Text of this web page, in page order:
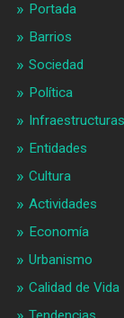
Portada
Barrios
Sociedad
Política
Infraestructuras
Entidades
Cultura
Actividades
Economía
Urbanismo
Calidad de Vida